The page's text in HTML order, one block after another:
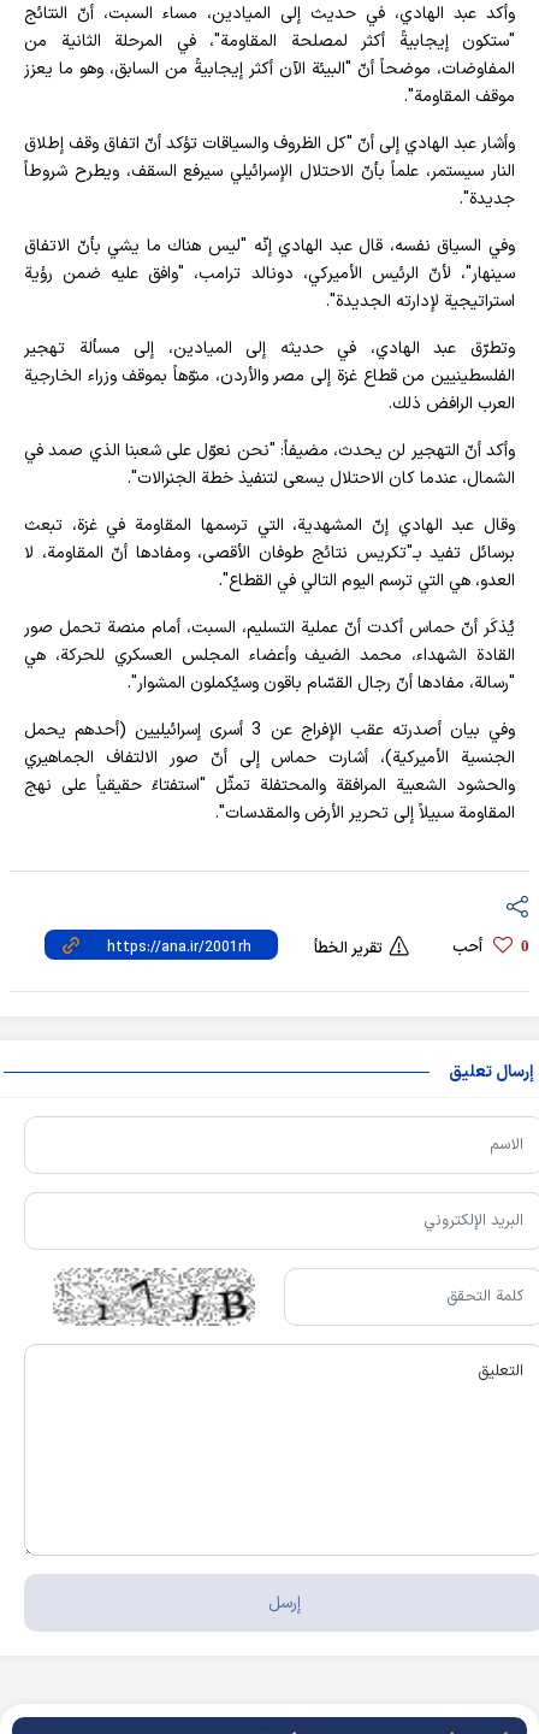
وأكد عبد الهادي، في حديث إلى الميادين، مساء السبت، أنّ النتائج
"ستكون إيجابيةً أكثر لمصلحة المقاومة"، في المرحلة الثانية من
المفاوضات، موضحاً أنّ "البيئة الآن أكثر إيجابيةً من السابق، وهو ما يعزز
موقف المقاومة".
وأشار عبد الهادي إلى أنّ "كل الظروف والسياقات تؤكد أنّ اتفاق وقف إطلاق
النار سيستمر، علماً بأنّ الاحتلال الإسرائيلي سيرفع السقف، ويطرح شروطاً
جديدة".
وفي السياق نفسه، قال عبد الهادي إنّه "ليس هناك ما يشي بأنّ الاتفاق
سينهار"، لأنّ الرئيس الأميركي، دونالد ترامب، "وافق عليه ضمن رؤية
استراتيجية لإدارته الجديدة".
وتطرّق عبد الهادي، في حديثه إلى الميادين، إلى مسألة تهجير
الفلسطينيين من قطاع غزة إلى مصر والأردن، منوّهاً بموقف وزراء الخارجية
العرب الرافض ذلك.
وأكد أنّ التهجير لن يحدث، مضيفاً: "نحن نعوّل على شعبنا الذي صمد في
الشمال، عندما كان الاحتلال يسعى لتنفيذ خطة الجنرالات".
وقال عبد الهادي إنّ المشهدية، التي ترسمها المقاومة في غزة، تبعث
برسائل تفيد بـ"تكريس نتائج طوفان الأقصى، ومفادها أنّ المقاومة، لا
العدو، هي التي ترسم اليوم التالي في القطاع".
يُذكَر أنّ حماس أكدت أنّ عملية التسليم، السبت، أمام منصة تحمل صور
القادة الشهداء، محمد الضيف وأعضاء المجلس العسكري للحركة، هي
"رسالة، مفادها أنّ رجال القسّام باقون وسيُكملون المشوار".
وفي بيان أصدرته عقب الإفراج عن 3 أسرى إسرائيليين (أحدهم يحمل
الجنسية الأميركية)، أشارت حماس إلى أنّ صور الالتفاف الجماهيري
والحشود الشعبية المرافقة والمحتفلة تمثّل "استفتاءً حقيقياً على نهج
المقاومة سبيلاً إلى تحرير الأرض والمقدسات".
0 أحب تقرير الخطأ
إرسال تعليق